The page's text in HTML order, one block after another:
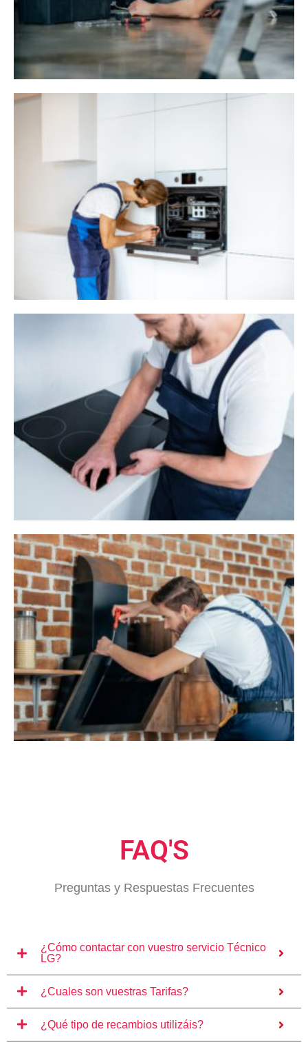
FAQ'S
Preguntas y Respuestas Frecuentes
¿Cómo contactar con vuestro servicio Técnico
LG?
¿Cuales son vuestras Tarifas?
¿Qué tipo de recambios utilizáis?